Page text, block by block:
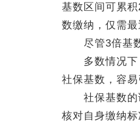
基数区间可累
数缴纳，仅需
尽管3倍基数
多数情况下，
社保基数，容
社保基数的调
核对自身缴纳